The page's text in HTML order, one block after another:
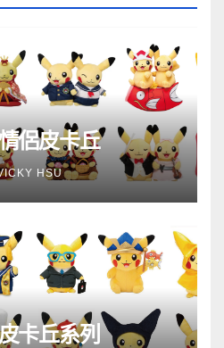
侶皮卡丘
HSU
卡丘系列